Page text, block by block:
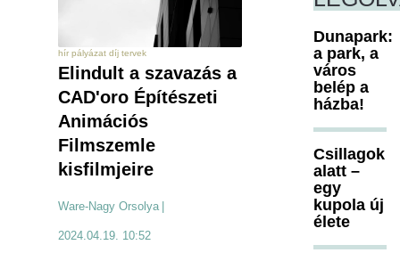
hír pályázat díj tervek
Elindult a szavazás a
CAD'oro Építészeti
Animációs
Filmszemle
kisfilmjeire
Ware-Nagy Orsolya |
2024.04.19. 10:52
Dunapark:
a park, a
város
belép a
házba!
Csillagok
alatt –
egy
kupola új
élete